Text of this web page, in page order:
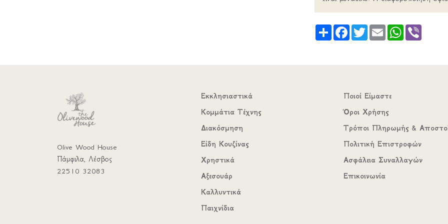
Share FacebookTwitterEmail WhatsApp
Olive Wood House
Πάμφιλα, Λέσβος
22510 32083
Εκκλησιαστικά
Κομμάτια Τέχνης
Διακόσμηση
Είδη Κουζίνας
Χρηστικά
Αξεσουάρ
Καλλυντικά
Παιχνίδια
Ποιοί Είμαστε
Όροι Χρήσης
Τρόποι Πληρωμής &
Πολιτική Επιστροφών
Ασφάλεια Συναλλαγών
Επικοινωνία